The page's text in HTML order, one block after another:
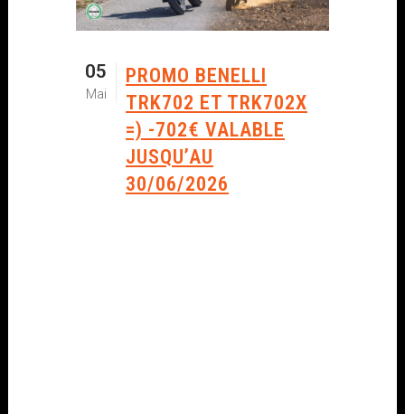
05
Mai
PROMO BENELLI
TRK702 ET TRK702X
=) -702€ VALABLE
JUSQU’AU
30/06/2026